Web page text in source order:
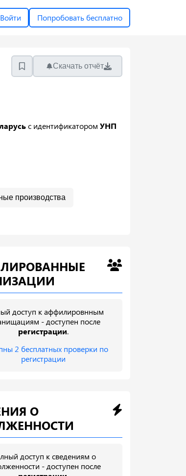
Войти Попробовать бесплатно
Скачать отчёт
с идентификатором УНП
производства
доступ к аффилировнным
- доступен после
регистрации.
2 бесплатных проверки по
регистрации
О
доступ к сведениям о
- доступен после